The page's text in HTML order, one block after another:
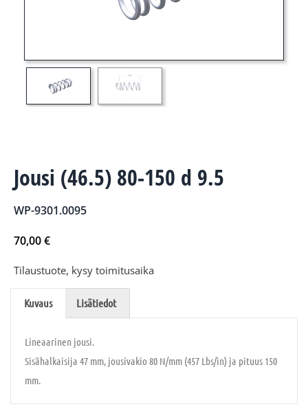
Jousi (46.5) 80-150 d 9.5
WP-9301.0095
70,00€
Tilaustuote, kysy toimitusaika
Kuvaus Lisätiedot
Lineaarinen jousi.
Sisähalkaisija 47 mm, jousivakio 80 N/mm (457 Lbs/in) ja pituus 150
mm.